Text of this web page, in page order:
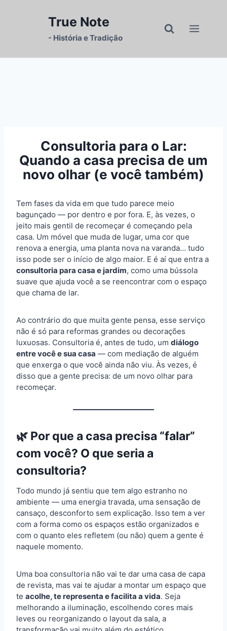
True Note
- História e Tradição
Consultoria para o Lar:
Quando a casa precisa de um
novo olhar (e você também)
Tem fases da vida em que tudo parece meio
bagunçado — por dentro e por fora. E, às vezes, o
jeito mais gentil de recomeçar é começando pela
casa. Um móvel que muda de lugar, uma cor que
renova a energia, uma planta nova na varanda… tudo
isso pode ser o início de algo maior. E é aí que entra a
consultoria para casa e jardim, como uma bússola
suave que ajuda você a se reencontrar com o espaço
que chama de lar.
Ao contrário do que muita gente pensa, esse serviço
não é só para reformas grandes ou decorações
luxuosas. Consultoria é, antes de tudo, um diálogo
entre você e sua casa — com mediação de alguém
que enxerga o que você ainda não viu. Às vezes, é
disso que a gente precisa: de um novo olhar para
recomeçar.
🌿 Por que a casa precisa “falar”
com você? O que seria a
consultoria?
Todo mundo já sentiu que tem algo estranho no
ambiente — uma energia travada, uma sensação de
cansaço, desconforto sem explicação. Isso tem a ver
com a forma como os espaços estão organizados e
com o quanto eles refletem (ou não) quem a gente é
naquele momento.
Uma boa consultoria não vai te dar uma casa de capa
de revista, mas vai te ajudar a montar um espaço que
te acolhe, te representa e facilita a vida. Seja
melhorando a iluminação, escolhendo cores mais
leves ou reorganizando o layout da sala, a